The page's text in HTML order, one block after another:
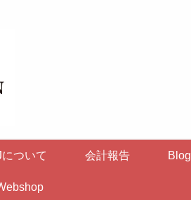
ついて 会計報告 Blog